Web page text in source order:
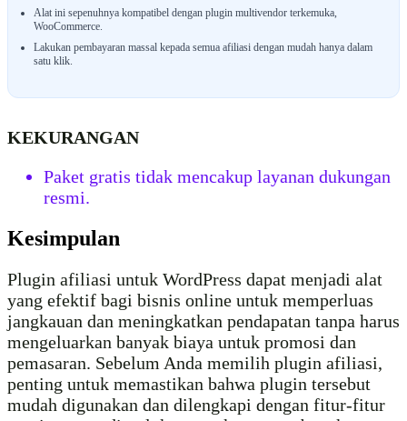
Alat ini sepenuhnya kompatibel dengan plugin multivendor terkemuka,
WooCommerce.
Lakukan pembayaran massal kepada semua afiliasi dengan mudah hanya dalam
satu klik.
KEKURANGAN
Paket gratis tidak mencakup layanan dukungan
resmi.
Kesimpulan
Plugin afiliasi untuk WordPress dapat menjadi alat
yang efektif bagi bisnis online untuk memperluas
jangkauan dan meningkatkan pendapatan tanpa harus
mengeluarkan banyak biaya untuk promosi dan
pemasaran. Sebelum Anda memilih plugin afiliasi,
penting untuk memastikan bahwa plugin tersebut
mudah digunakan dan dilengkapi dengan fitur-fitur